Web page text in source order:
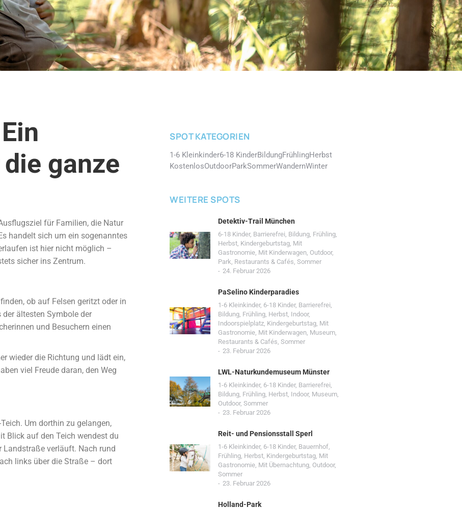
ganze
für Familien, die Natur
handelt sich um ein sogenanntes
ist hier nicht möglich –
sicher ins Zentrum.
ob auf Felsen geritzt oder in
ältesten Symbole der
und Besuchern einen
wieder die Richtung und lädt ein,
viel Freude daran, den Weg
Um dorthin zu gelangen,
Blick auf den Teich wendest du
verläuft. Nach rund
links über die Straße – dort
SPOT KATEGORIEN
1-6 Kleinkinder6-18 KinderBildungFrühlingHerbst
KostenlosOutdoorParkSommerWandernWinter
WEITERE SPOTS
Detektiv-Trail München
6-18 Kinder, Barrierefrei, Bildung, Frühling,
Herbst, Kindergeburtstag, Mit
Gastronomie, Mit Kinderwagen, Outdoor,
Park, Restaurants & Cafés, Sommer
24. Februar 2026
PaSelino Kinderparadies
1-6 Kleinkinder, 6-18 Kinder, Barrierefrei,
Bildung, Frühling, Herbst, Indoor,
Indoorspielplatz, Kindergeburtstag, Mit
Gastronomie, Mit Kinderwagen, Museum,
Restaurants & Cafés, Sommer
23. Februar 2026
LWL-Naturkundemuseum Münster
1-6 Kleinkinder, 6-18 Kinder, Barrierefrei,
Bildung, Frühling, Herbst, Indoor, Museum,
Outdoor, Sommer
23. Februar 2026
Reit- und Pensionsstall Sperl
1-6 Kleinkinder, 6-18 Kinder, Bauernhof,
Frühling, Herbst, Kindergeburtstag, Mit
Gastronomie, Mit Übernachtung, Outdoor,
Sommer
23. Februar 2026
Holland-Park